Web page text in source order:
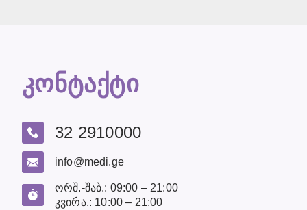
კონტაქტი
32 2910000
info@medi.ge
ორშ.-შაბ.: 09:00 – 21:00
კვირა.: 10:00 – 21:00